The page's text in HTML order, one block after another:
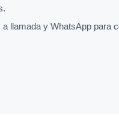
llamada y WhatsApp para